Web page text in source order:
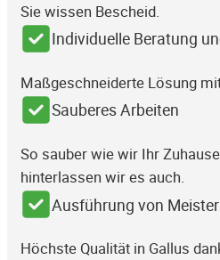
Sie wissen Bescheid.
Individuelle Beratung
Maßgeschneiderte Lösung
Sauberes Arbeiten
So sauber wie wir Ihr
hinterlassen wir es auch.
Ausführung von
Höchste Qualität in Gallus